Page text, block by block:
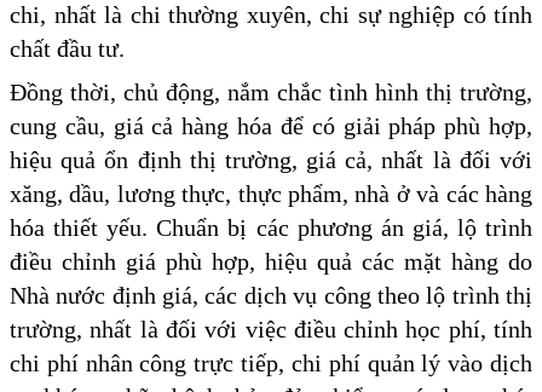
chi, nhất là chi thường xuyên, chi sự nghiệp có tính
chất đầu tư.
Đồng thời, chủ động, nắm chắc tình hình thị trường,
cung cầu, giá cả hàng hóa để có giải pháp phù hợp,
hiệu quả ổn định thị trường, giá cả, nhất là đối với
xăng, dầu, lương thực, thực phẩm, nhà ở và các hàng
hóa thiết yếu. Chuẩn bị các phương án giá, lộ trình
điều chỉnh giá phù hợp, hiệu quả các mặt hàng do
Nhà nước định giá, các dịch vụ công theo lộ trình thị
trường, nhất là đối với việc điều chỉnh học phí, tính
chi phí nhân công trực tiếp, chi phí quản lý vào dịch